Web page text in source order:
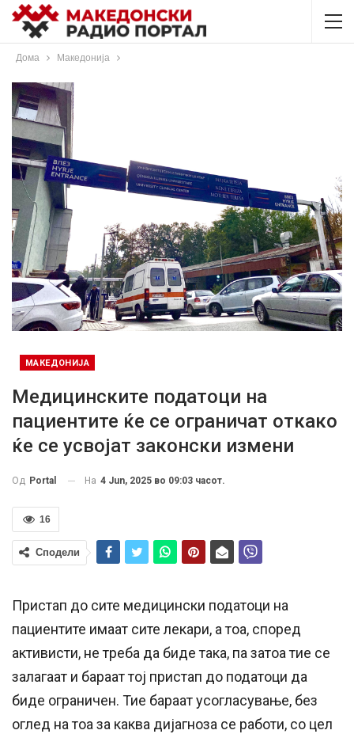
Дома Македонија
МАКЕДОНИЈА
Медицинските податоци на
пациентите ќе се ограничат откако
ќе се усвојат законски измени
Од Portal На 4 Jun, 2025 во 09:03 часот.
16
Сподели
Пристап до сите медицински податоци на
пациентите имаат сите лекари, а тоа, според
активисти, не треба да биде така, па затоа тие се
залагаат и бараат тој пристап до податоци да
биде ограничен. Тие бараат усогласување, без
оглед на тоа за каква дијагноза се работи, со цел